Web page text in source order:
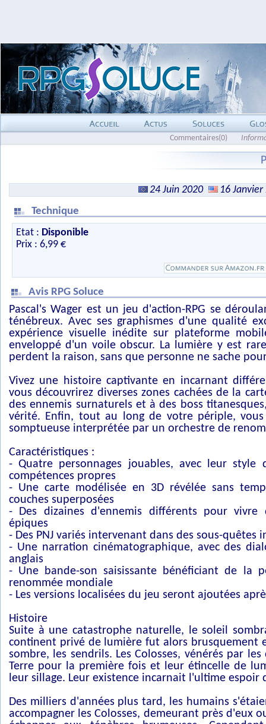
Commentaires(0)
24 Juin 2020
16
Technique
Etat : Disponible
Prix : 6,99 €
Avis RPG Soluce
Pascal's Wager est un jeu d'action-RPG se
ténébreux. Avec ses graphismes d'une qualité
expérience visuelle inédite sur plateforme
enveloppé d'un voile obscur. La lumière y est
perdent la raison, sans que personne ne sache
Vivez une histoire captivante en incarnant
vous découvrirez diverses zones cachées de la
des ennemis surnaturels et à des boss
vérité. Enfin, tout au long de votre périple,
somptueuse interprétée par un orchestre de
Caractéristiques :
- Quatre personnages jouables, avec leur
compétences propres
- Une carte modélisée en 3D révélée sans
couches superposées
- Des dizaines d'ennemis différents pour vivre
épiques
- Des PNJ variés intervenant dans des sous-quêtes
- Une narration cinématographique, avec des
anglais
- Une bande-son saisissante bénéficiant de la
renommée mondiale
- Les versions localisées du jeu seront ajoutées
Histoire
Suite à une catastrophe naturelle, le soleil
continent privé de lumière fut alors brusquement
sombre, les sendrils. Les Colosses, vénérés par
Terre pour la première fois et leur étincelle de
leur sillage. Leur existence incarnait l'ultime espoir
Des milliers d'années plus tard, les humains
accompagner les Colosses, demeurant près d'eux